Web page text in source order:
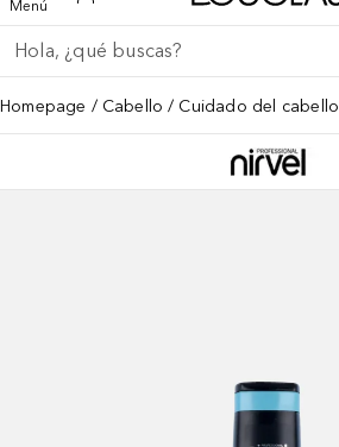
Menú
Regresar
Ejecutar búsqueda
Homepage Cabello Cuidado del cabello